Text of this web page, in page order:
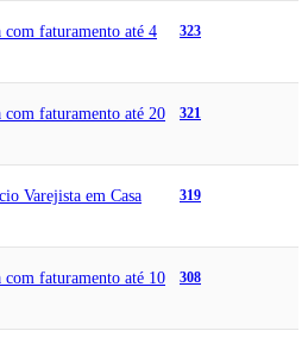
com faturamento até 4
323
com faturamento até 20
321
Varejista em Casa
319
com faturamento até 10
308